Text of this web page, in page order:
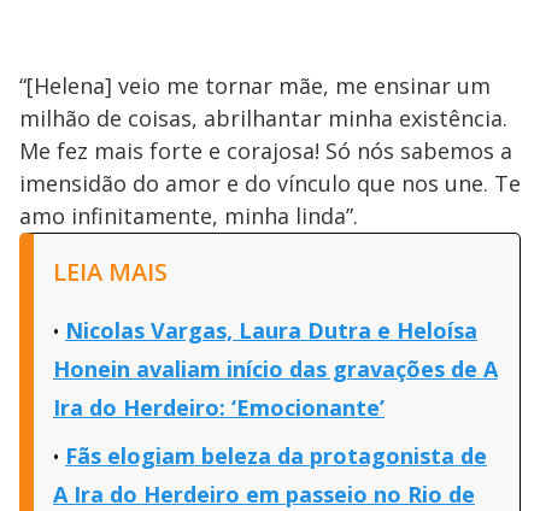
“[Helena] veio me tornar mãe, me ensinar um
milhão de coisas, abrilhantar minha existência.
Me fez mais forte e corajosa! Só nós sabemos a
imensidão do amor e do vínculo que nos une. Te
amo infinitamente, minha linda”.
LEIA MAIS
Nicolas Vargas, Laura Dutra e Heloísa
Honein avaliam início das gravações de A
Ira do Herdeiro: ‘Emocionante’
Fãs elogiam beleza da protagonista de
A Ira do Herdeiro em passeio no Rio de